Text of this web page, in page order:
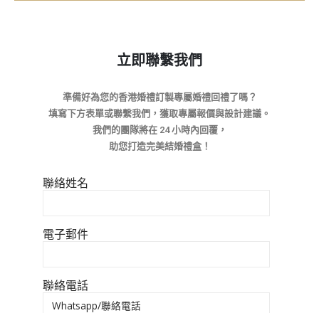
立即聯繫我們
準備好為您的香港婚禮訂製專屬婚禮回禮了嗎？
填寫下方表單或聯繫我們，獲取專屬報價與設計建議。
我們的團隊將在 24 小時內回覆，
助您打造完美結婚禮盒！
聯絡姓名
電子郵件
聯絡電話